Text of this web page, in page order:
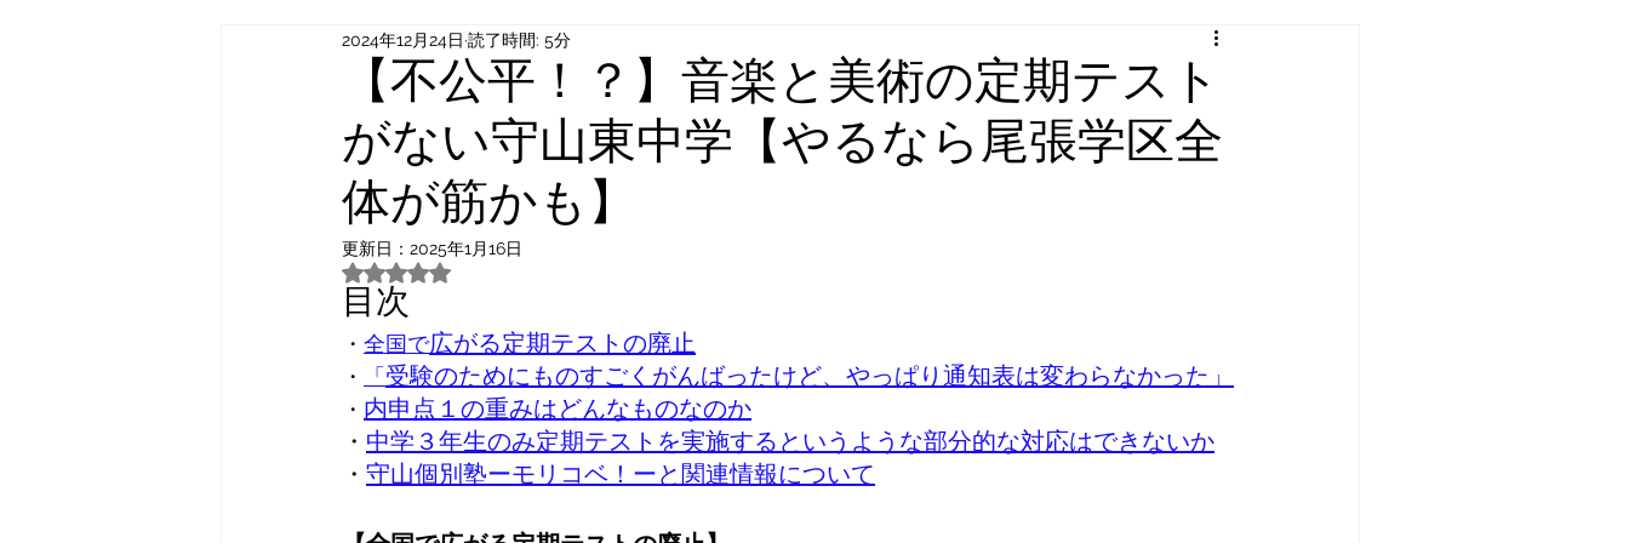
【不公平！？】音楽と美術の定期テスト
がない守山東中学【やるなら尾張学区全
体が筋かも】
2024年12月24日 読了時間: 5分
更新日： 2025年1月16日
5つ星のうちNaNと評価されています。
目次
・ 全国で広がる定期テストの廃止
・ 「 受験のためにものすごくがんばったけど、やっぱり通知表は変わらなかった」
・ 内申点１の重みはどんなものなのか
・ 中学３年生のみ定期テストを実施するというような部分的な対応はできないか
・ 守山個別塾ーモリコベ！ーと関連情報について